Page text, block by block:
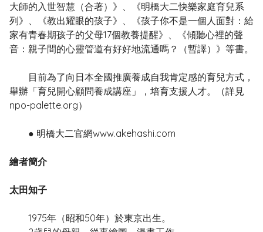
大師的入世智慧（合著）》、《明橋大二快樂家庭育兒系
列》、《教出耀眼的孩子》、《孩子你不是一個人面對：給
家有青春期孩子的父母17個教養提醒》、《傾聽心裡的聲
音：親子間的心靈管道有好好地流通嗎？（暫譯）》等書。
目前為了向日本全國推廣養成自我肯定感的育兒方式，
舉辦「育兒開心顧問養成講座」，培育支援人才。（詳見
npo-palette.org）
● 明橋大二官網www.akehashi.com
繪者簡介
太田知子
1975年（昭和50年）於東京出生。